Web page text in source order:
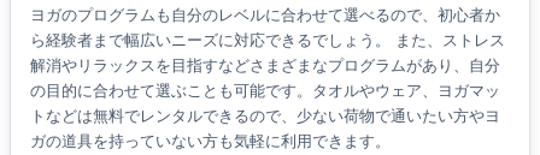
ヨガのプログラムも自分のレベルに合わせて選べるので、初心者か
ら経験者まで幅広いニーズに対応できるでしょう。 また、ストレス
解消やリラックスを目指すなどさまざまなプログラムがあり、自分
の目的に合わせて選ぶことも可能です。タオルやウェア、ヨガマッ
トなどは無料でレンタルできるので、少ない荷物で通いたい方やヨ
ガの道具を持っていない方も気軽に利用できます。